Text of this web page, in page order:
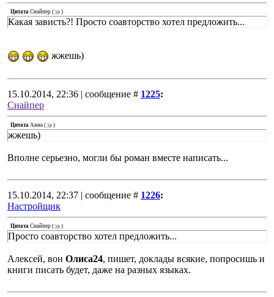
Цитата Снайпер ( )
Какая зависть?! Просто соавторство хотел предложить...
жжешь)
15.10.2014, 22:36 | сообщение # 1225:
Снайпер
Цитата Анна ( )
жжешь)
Вполне серьезно, могли бы роман вместе написать...
15.10.2014, 22:37 | сообщение # 1226:
Настройщик
Цитата Снайпер ( )
Просто соавторство хотел предложить...
Алексей, вон Олиса24, пишет, доклады всякие, попросишь и
книги писать будет, даже на разных языках.